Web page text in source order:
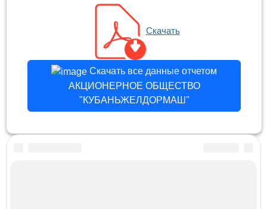
Скачать
Скачать все данные отчетом
АКЦИОНЕРНОЕ ОБЩЕСТВО
"КУБАНЬЖЕЛДОРМАШ"